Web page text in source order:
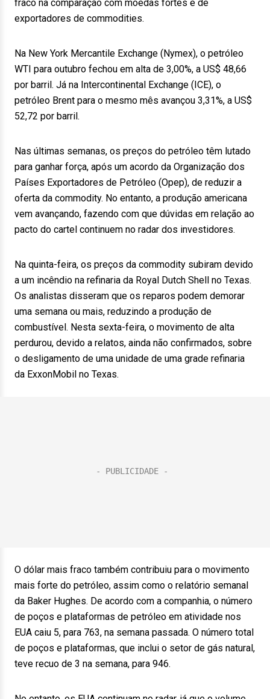
fraco na comparação com moedas fortes e de
exportadores de commodities.
Na New York Mercantile Exchange (Nymex), o petróleo
WTI para outubro fechou em alta de 3,00%, a US$ 48,66
por barril. Já na Intercontinental Exchange (ICE), o
petróleo Brent para o mesmo mês avançou 3,31%, a US$
52,72 por barril.
Nas últimas semanas, os preços do petróleo têm lutado
para ganhar força, após um acordo da Organização dos
Países Exportadores de Petróleo (Opep), de reduzir a
oferta da commodity. No entanto, a produção americana
vem avançando, fazendo com que dúvidas em relação ao
pacto do cartel continuem no radar dos investidores.
Na quinta-feira, os preços da commodity subiram devido
a um incêndio na refinaria da Royal Dutch Shell no Texas.
Os analistas disseram que os reparos podem demorar
uma semana ou mais, reduzindo a produção de
combustível. Nesta sexta-feira, o movimento de alta
perdurou, devido a relatos, ainda não confirmados, sobre
o desligamento de uma unidade de uma grade refinaria
da ExxonMobil no Texas.
O dólar mais fraco também contribuiu para o movimento
mais forte do petróleo, assim como o relatório semanal
da Baker Hughes. De acordo com a companhia, o número
de poços e plataformas de petróleo em atividade nos
EUA caiu 5, para 763, na semana passada. O número total
de poços e plataformas, que inclui o setor de gás natural,
teve recuo de 3 na semana, para 946.